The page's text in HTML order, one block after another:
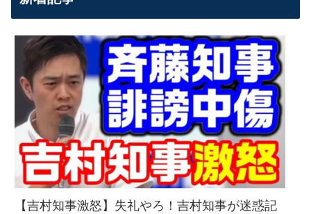
【吉村知事激怒】失礼やろ！吉村知事が迷惑記